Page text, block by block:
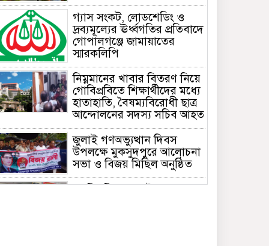
গ্যাস সংকট, লোডশেডিং ও
দ্রব্যমূল্যের ঊর্ধ্বগতির প্রতিবাদে
গোপালগঞ্জে জামায়াতের
স্মারকলিপি
নিম্নমানের খাবার বিতরণ নিয়ে
গোবিপ্রবিতে শিক্ষার্থীদের মধ্যে
হাতাহাতি, বৈষম্যবিরোধী ছাত্র
আন্দোলনের সদস্য সচিব আহত
জুলাই গণঅভ্যুত্থান দিবস
উপলক্ষে মুকসুদপুরে আলোচনা
সভা ও বিজয় মিছিল অনুষ্ঠিত
গোবিপ্রবিতে জুলাই